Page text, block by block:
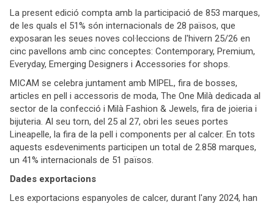
La present edició compta amb la participació de 853 marques,
de les quals el 51% són internacionals de 28 països, que
exposaran les seues noves col·leccions de l'hivern 25/26 en
cinc pavellons amb cinc conceptes: Contemporary, Premium,
Everyday, Emerging Designers i Accessories for shops.
MICAM se celebra juntament amb MIPEL, fira de bosses,
articles en pell i accessoris de moda, The One Milà dedicada al
sector de la confecció i Milà Fashion & Jewels, fira de joieria i
bijuteria. Al seu torn, del 25 al 27, obri les seues portes
Lineapelle, la fira de la pell i components per al calcer. En tots
aquests esdeveniments participen un total de 2.858 marques,
un 41% internacionals de 51 països.
Dades exportacions
Les exportacions espanyoles de calcer, durant l'any 2024, han